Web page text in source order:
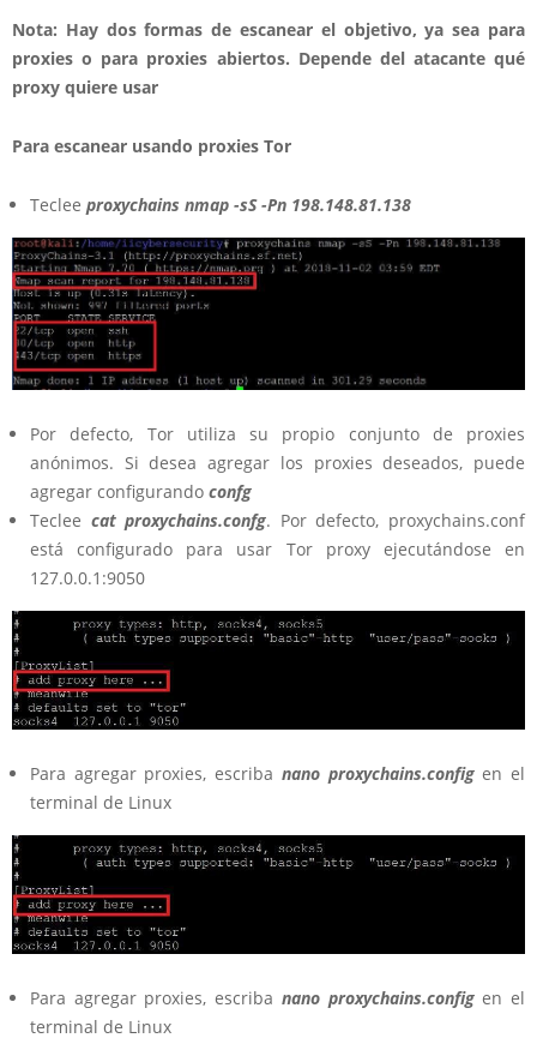
Nota: Hay dos formas de escanear el objetivo, ya sea para
proxies o para proxies abiertos. Depende del atacante qué
proxy quiere usar
Para escanear usando proxies Tor
Teclee proxychains nmap -sS -Pn 198.148.81.138
Por defecto, Tor utiliza su propio conjunto de proxies
anónimos. Si desea agregar los proxies deseados, puede
agregar configurando confg
Teclee cat proxychains.confg. Por defecto, proxychains.conf
está configurado para usar Tor proxy ejecutándose en
127.0.0.1:9050
Para agregar proxies, escriba nano proxychains.configen el
terminal de Linux
Para agregar proxies, escriba nano proxychains.configen el
terminal de Linux